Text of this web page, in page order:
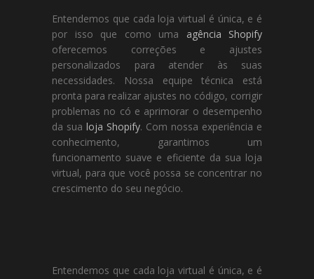
Entendemos que cada loja virtual é única, e é
por isso que como uma agência Shopify
oferecemos correções e ajustes
personalizados para atender às suas
necessidades. Nossa equipe técnica está
pronta para realizar ajustes no código, corrigir
problemas no có e aprimorar o desempenho
da sua loja Shopify. Com nossa experiência e
conhecimento, garantimos um
funcionamento suave e eficiente da sua loja
virtual, para que você possa se concentrar no
crescimento do seu negócio.
Entendemos que cada loja virtual é única, e é